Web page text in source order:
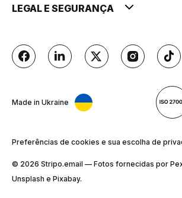
LEGAL E SEGURANÇA
Made in Ukraine
Preferências de cookies e sua escolha de
© 2026 Stripо.email — Fotos fornecidas por
Unsplash e Pixabay.